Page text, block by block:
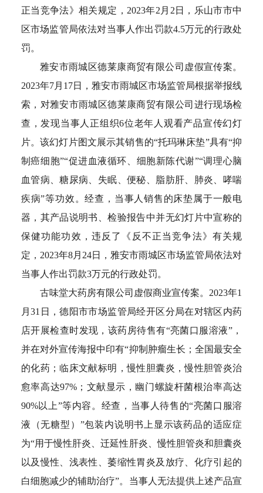
正当竞争法》相关规定，2023年2月2日，乐山市市中
区市场监管局依法对当事人作出罚款4.5万元的行政处
罚。
雅安市雨城区德莱康商贸有限公司虚假宣传案。
2023年7月17日，雅安市雨城区市场监管局根据举报线
索，对雅安市雨城区德莱康商贸有限公司进行现场检
查，发现当事人正组织6位老年人观看产品宣传幻灯
片。该幻灯片图文展示其销售的“托玛琳床垫”具有“抑
制癌细胞”“促进血液循环、细胞新陈代谢”“调理心脑
血管病、糖尿病、失眠、便秘、脂肪肝、肺炎、哮喘
疾病”等功效。经查，当事人销售的床垫属于一般电
器，其产品说明书、检验报告中并无幻灯片中宣称的
保健功能功效，违反了《反不正当竞争法》有关规
定，2023年8月24日，雅安市雨城区市场监管局依法对
当事人作出罚款3万元的行政处罚。
古味堂大药房有限公司虚假商业宣传案。2023年1
月31日，德阳市市场监管局经开区分局在对辖区内药
店开展检查时发现，该药房待售有“亮菌口服溶液”，
并在对外宣传海报中印有“抑制肿瘤生长；全国最安全
的化药；临床文献标明，慢性胆囊炎，慢性胆管炎治
愈率高达97%；文献显示，幽门螺旋杆菌根治率高达
90%以上”等内容。经查，当事人待售的“亮菌口服溶
液（无糖型）”包装内说明书上显示该药品的适应症
为“用于慢性肝炎、迁延性肝炎、慢性胆管炎和胆囊炎
以及慢性、浅表性、萎缩性胃炎及放疗、化疗引起的
白细胞减少的辅助治疗”。当事人无法提供上述产品宣